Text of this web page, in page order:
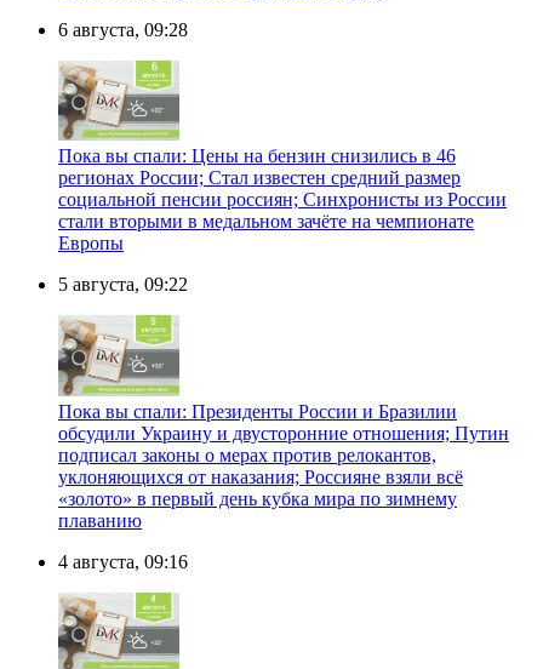
6 августа, 09:28
Пока вы спали: Цены на бензин снизились в 46
регионах России; Стал известен средний размер
социальной пенсии россиян; Синхронисты из России
стали вторыми в медальном зачёте на чемпионате
Европы
5 августа, 09:22
Пока вы спали: Президенты России и Бразилии
обсудили Украину и двусторонние отношения; Путин
подписал законы о мерах против релокантов,
уклоняющихся от наказания; Россияне взяли всё
«золото» в первый день кубка мира по зимнему
плаванию
4 августа, 09:16